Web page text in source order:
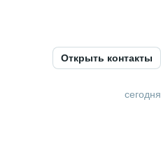
Открыть контакты
сегодня